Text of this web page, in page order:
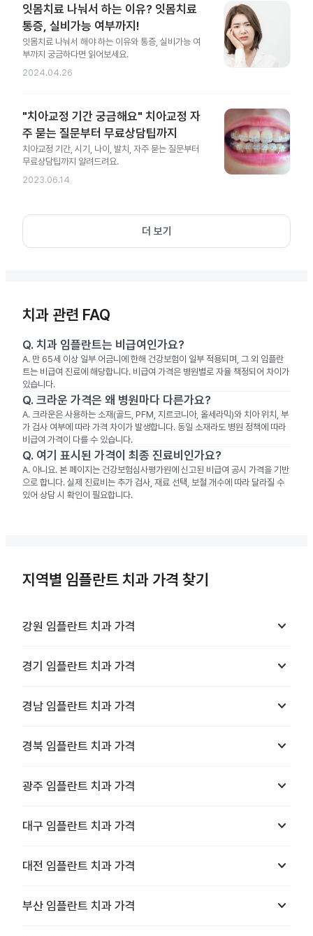
잇몸치료 나눠서 하는 이유? 잇몸치료
통증, 실비가능 여부까지!
잇몸치료 나눠서 해야 하는 이유와 통증, 실비가능 여
부까지 궁금하다면 읽어보세요.
2024.04.26
"치아교정 기간 궁금해요" 치아교정 자
주 묻는 질문부터 무료상담팁까지
치아교정 기간, 시기, 나이, 발치, 자주 묻는 질문부터
무료상담팁까지 알려드려요.
2023.06.14
더 보기
치과 관련 FAQ
Q. 치과 임플란트는 비급여인가요?
A. 만 65세 이상 일부 어금니에 한해 건강보험이 일부 적용되며, 그 외 임플란
트는 비급여 진료에 해당합니다. 비급여 가격은 병원별로 자율 책정되어 차이가
있습니다.
Q. 크라운 가격은 왜 병원마다 다른가요?
A. 크라운은 사용하는 소재(골드, PFM, 지르코니아, 올세라믹)와 치아 위치, 부
가 검사 여부에 따라 가격 차이가 발생합니다. 동일 소재라도 병원 정책에 따라
비급여 가격이 다를 수 있습니다.
Q. 여기 표시된 가격이 최종 진료비인가요?
A. 아니요. 본 페이지는 건강보험심사평가원에 신고된 비급여 공시 가격을 기반
으로 합니다. 실제 진료비는 추가 검사, 재료 선택, 보철 개수에 따라 달라질 수
있어 상담 시 확인이 필요합니다.
지역별 임플란트 치과 가격 찾기
강원 임플란트 치과 가격 keyboard_arrow_down
경기 임플란트 치과 가격 keyboard_arrow_down
경남 임플란트 치과 가격 keyboard_arrow_down
경북 임플란트 치과 가격 keyboard_arrow_down
광주 임플란트 치과 가격 keyboard_arrow_down
대구 임플란트 치과 가격 keyboard_arrow_down
대전 임플란트 치과 가격 keyboard_arrow_down
부산 임플란트 치과 가격 keyboard_arrow_down